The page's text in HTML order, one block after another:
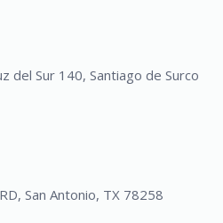
del Sur 140, Santiago de Surco
San Antonio, TX 78258